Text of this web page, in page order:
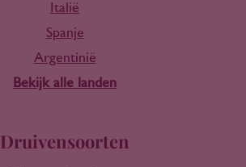
Italië
Spanje
Argentinië
Bekijk alle landen
Druivensoorten